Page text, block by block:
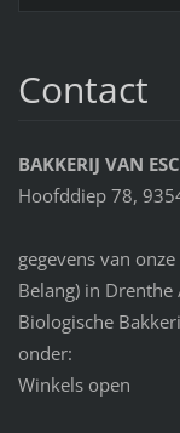
Contact
BAKKERIJ VAN
Hoofddiep 78,
gegevens van
Belang) in
Biologische
onder:
Winkels open